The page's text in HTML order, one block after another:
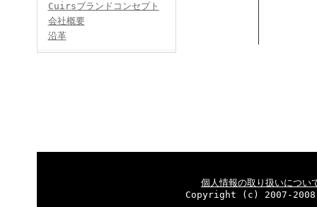
Cuirsブランドコンセプト
会社概要
沿革
個人情報の取り扱いについ
Copyright (c) 2007-